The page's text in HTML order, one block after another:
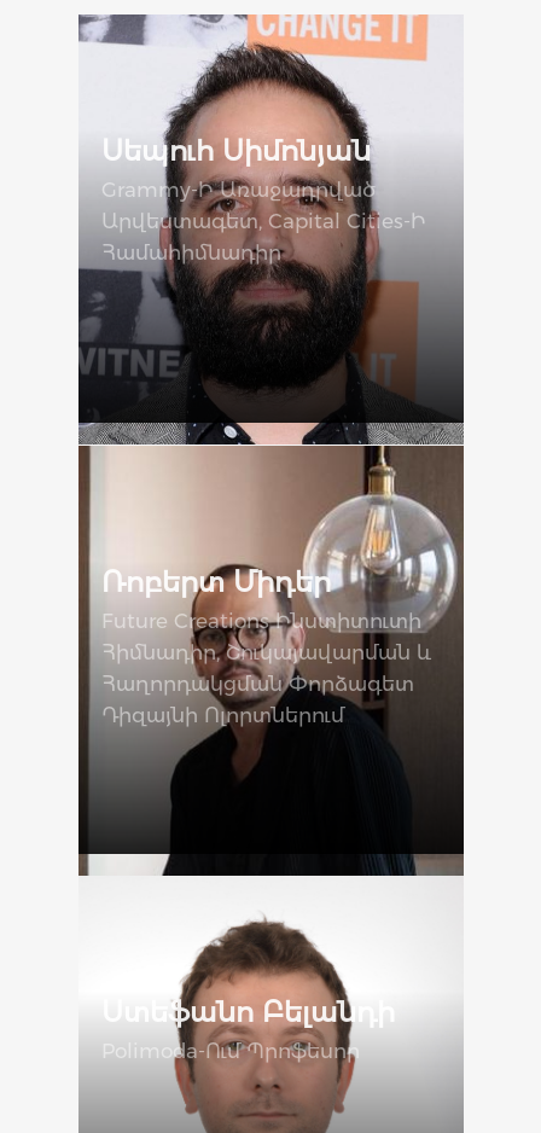
Սեպուհ Սիմոնյան
Grammy-Ի Առաջադրված
Արվեստագետ, Capital Cities-Ի
Համահիմնադիր
Ռոբերտ Միդեր
Future Creations Ինստիտուտի
Հիմնադիր, Շուկայավարման ԵՒ
Հաղորդակցման Փորձագետ
Դիզայնի Ոլորտներում
Ստեֆանո Բելանդի
Polimoda-Ում Պրոֆեսոր